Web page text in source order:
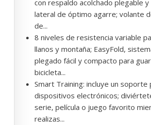
con respaldo acolchado plegable y
lateral de óptimo agarre; volante
de...
8 niveles de resistencia variable
llanos y montaña; EasyFold,
plegado fácil y compacto para
bicicleta...
Smart Training: incluye un soporte
dispositivos electrónicos;
serie, película o juego favorito
realizas...